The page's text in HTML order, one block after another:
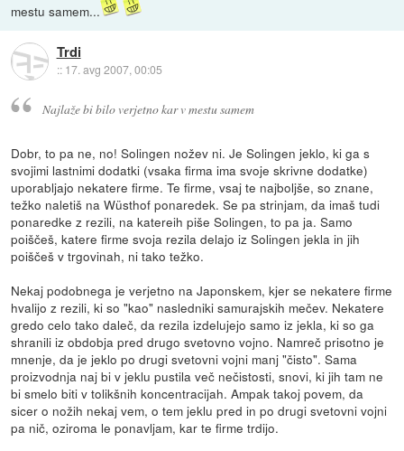
mestu samem...
Trdi
:: 17. avg 2007, 00:05
Najlaže bi bilo verjetno kar v mestu samem
Dobr, to pa ne, no! Solingen nožev ni. Je Solingen jeklo, ki ga s
svojimi lastnimi dodatki (vsaka firma ima svoje skrivne dodatke)
uporabljajo nekatere firme. Te firme, vsaj te najboljše, so znane,
težko naletiš na Wüsthof ponaredek. Se pa strinjam, da imaš tudi
ponaredke z rezili, na katereih piše Solingen, to pa ja. Samo
poiščeš, katere firme svoja rezila delajo iz Solingen jekla in jih
poiščeš v trgovinah, ni tako težko.
Nekaj podobnega je verjetno na Japonskem, kjer se nekatere firme
hvalijo z rezili, ki so "kao" nasledniki samurajskih mečev. Nekatere
gredo celo tako daleč, da rezila izdelujejo samo iz jekla, ki so ga
shranili iz obdobja pred drugo svetovno vojno. Namreč prisotno je
mnenje, da je jeklo po drugi svetovni vojni manj "čisto". Sama
proizvodnja naj bi v jeklu pustila več nečistosti, snovi, ki jih tam ne
bi smelo biti v tolikšnih koncentracijah. Ampak takoj povem, da
sicer o nožih nekaj vem, o tem jeklu pred in po drugi svetovni vojni
pa nič, oziroma le ponavljam, kar te firme trdijo.